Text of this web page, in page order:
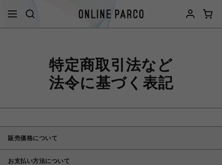
特定商取引法など
法令に基づく表記
販売価格について
お支払い方法について